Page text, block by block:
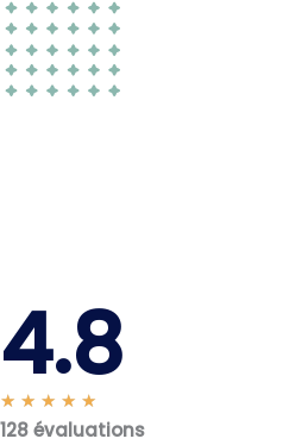
4.8
★ ★ ★ ★ ★
o
128 évaluations